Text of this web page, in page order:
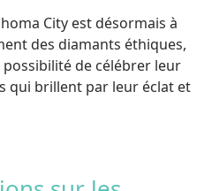
City est désormais à
des diamants éthiques,
de célébrer leur
qui brillent par leur éclat et